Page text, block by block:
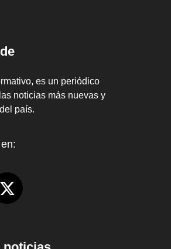
es un periódico
noticias más nuevas y
país.